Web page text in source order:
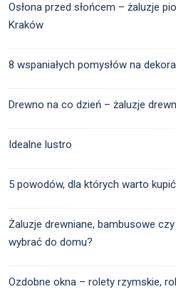
Osłona przed słońcem – żaluzje
Kraków
8 wspaniałych pomysłów na
Drewno na co dzień – żaluzje
Idealne lustro
5 powodów, dla których warto
Żaluzje drewniane, bambusowe
wybrać do domu?
Ozdobne okna – rolety rzymskie,